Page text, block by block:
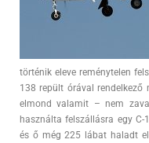
történik eleve reménytelen
138 repült órával
elmond valamit – nem
használta felszállásra egy
és ő még 225 lábat haladt